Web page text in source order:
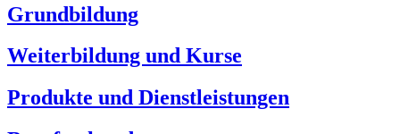
Grundbildung
Weiterbildung und Kurse
Produkte und Dienstleistungen